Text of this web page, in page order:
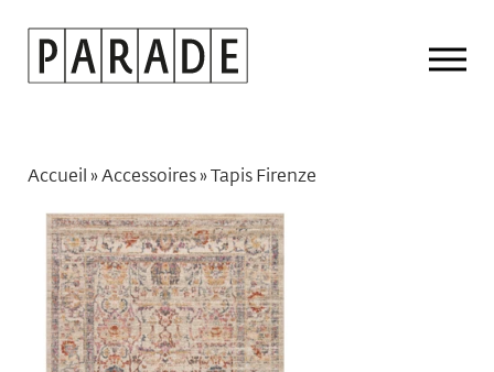
Accueil »Accessoires»Tapis Firenze